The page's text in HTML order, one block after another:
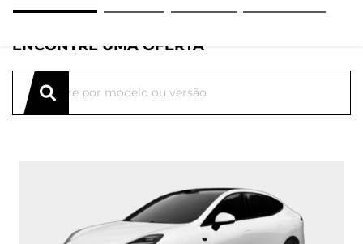
ENCONTRE UMA OFERTA